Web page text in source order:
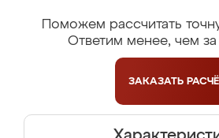
Поможем рассчитать
Ответим менее, чем за
ЗАКАЗАТЬ